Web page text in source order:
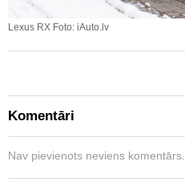
Lexus RX Foto: iAuto.lv
Komentāri
Nav pievienots neviens komentārs.